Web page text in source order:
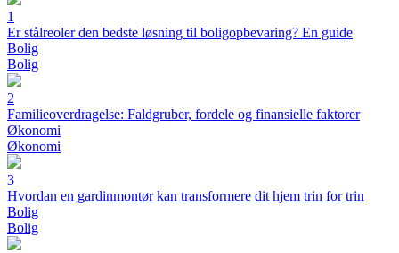
1
Er stålreoler den bedste løsning til boligopbevaring? En guide
Bolig
Bolig
2
Familieoverdragelse: Faldgruber, fordele og finansielle faktorer
Økonomi
Økonomi
3
Hvordan en gardinmontør kan transformere dit hjem trin for trin
Bolig
Bolig